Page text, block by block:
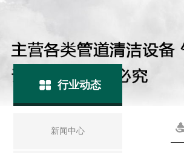
行业动态
新闻中心